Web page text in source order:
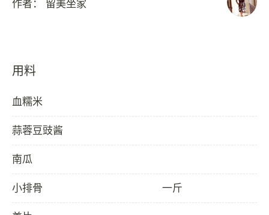
作者： 留美坐家
用料
血糯米
蒜蓉豆豉酱
南瓜
小排骨 一斤